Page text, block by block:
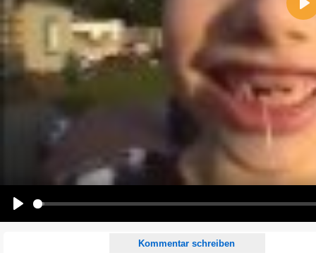
Kommentar schreiben
Name:
E-Mail-Adresse (optional):
Alle HTML-Tags außer <br>, <strike> und <i> werden aus Deinem Kommentar entfernt.
URLs werden automatisch umgewandelt. Bitte verwende "www." oder "http://" in URLs
Ich möchte eine E-Mail, wenn auf dieser Seite weitere Kommentare erscheinen.